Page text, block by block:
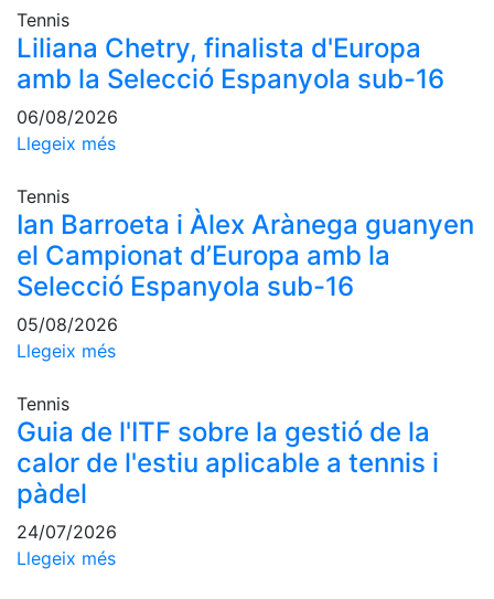
Preguntes
Freqüents
(FAQs)
Treballa amb
nosaltres
Tennis
Escola de
tennis
Next Gen
Palmarès
Llegendes
Jugadors
professionals
Competicions
Campionat
Social de
Tennis
Liliana Chetry, finalista d'Europa
amb la Selecció Espanyola sub-16
06/08/2026
Llegeix més
Tennis
Ian Barroeta i Àlex Arànega guanyen
el Campionat d’Europa amb la
Selecció Espanyola sub-16
05/08/2026
Llegeix més
Tennis
Guia de l'ITF sobre la gestió de la
calor de l'estiu aplicable a tennis i
pàdel
24/07/2026
Llegeix més